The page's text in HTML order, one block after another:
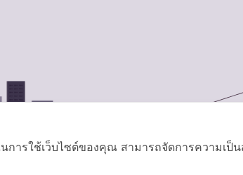
ารใช้เว็บไซต์ของคุณ สามารถจัดการความเ